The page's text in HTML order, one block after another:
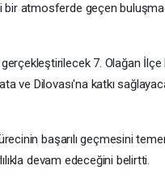
bir atmosferde geçen
7. Olağan
ve Dilovası'na katkı
başarılı geçmesini
devam edeceğini belirtti.